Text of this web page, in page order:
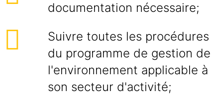
documentation nécessaire;
Suivre toutes les procédures
du programme de gestion de
l'environnement applicable à
son secteur d'activité;